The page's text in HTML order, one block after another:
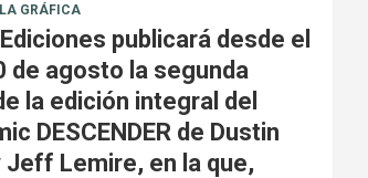
GRÁFICA
publicará desde el
de agosto la segunda
la edición integral del
DESCENDER de Dustin
Jeff Lemire, en la que,